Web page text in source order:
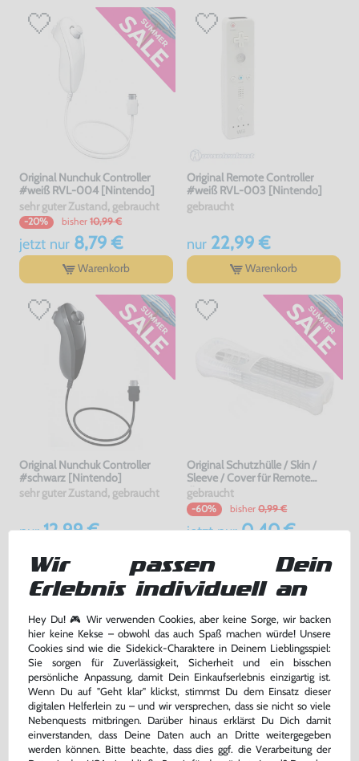
Original Nunchuk Controller
#weiß RVL-004 [Nintendo]
sehr guter Zustand, gebraucht
-20% bisher 10,99 €
jetzt nur8,79 €
Warenkorb
Original Remote Controller
#weiß RVL-003 [Nintendo]
gebraucht
nur22,99 €
Warenkorb
Original Nunchuk Controller
#schwarz [Nintendo]
sehr guter Zustand, gebraucht
nur12,99 €
Original Schutzhülle / Skin /
Sleeve / Cover für Remote
#transp.
gebraucht
-60% bisher 0,99 €
jetzt nur0,40 €
Warenkorb
GEKAUFT
-50%
Wir passen Dein
Erlebnis individuell an
Hey Du! 🎮 Wir verwenden Cookies, aber keine Sorge, wir backen
hier keine Kekse – obwohl das auch Spaß machen würde! Unsere
Cookies sind wie die Sidekick-Charaktere in Deinem Lieblingsspiel:
Sie sorgen für Zuverlässigkeit, Sicherheit und ein bisschen
persönliche Anpassung, damit Dein Einkaufserlebnis einzigartig ist.
Wenn Du auf "Geht klar" klickst, stimmst Du dem Einsatz dieser
digitalen Helferlein zu – und wir versprechen, dass sie nicht so viele
Nebenquests mitbringen. Darüber hinaus erklärst Du Dich damit
einverstanden, dass Deine Daten auch an Dritte weitergegeben
werden können. Bitte beachte, dass dies ggf. die Verarbeitung der